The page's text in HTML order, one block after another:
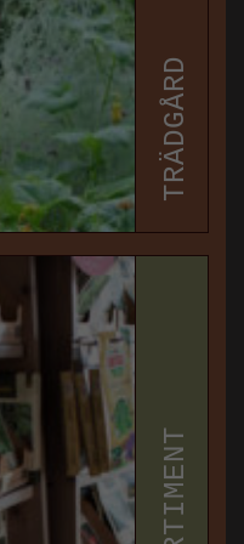
TRÄDGÅRD
SORTIMENT